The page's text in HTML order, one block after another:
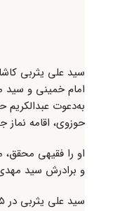
امام خمینی و سید
به‌دعوت
حوزوی، اقامه
و برادرش سید
سید علی یثربی در ۵ رجب ۱۳۷۹ق (۱۳۳۸ش) درگذشت و در بارگاه امام‌زاده زیارتگاه حبیب بن موسی کاشان دفن شد.